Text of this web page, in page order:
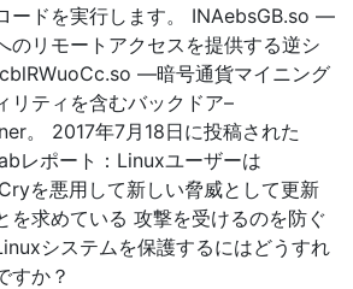
ードを実行します。 INAebsGB.so —
のリモートアクセスを提供する逆シ
—暗号通貨マイニング
リティを含むバックドア–
。 2017年7月18日に投稿された
レポート：Linuxユーザーは
を悪用して新しい脅威として更新
を求めている 攻撃を受けるのを防ぐ
システムを保護するにはどうすれ
すか？